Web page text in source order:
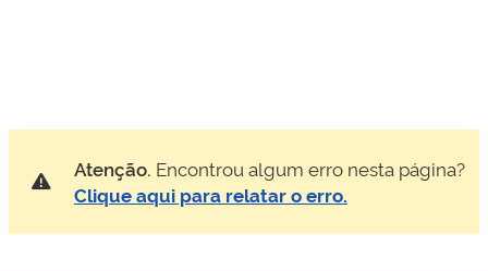
Atenção. Encontrou algum erro nesta página?
Clique aqui para relatar o erro.